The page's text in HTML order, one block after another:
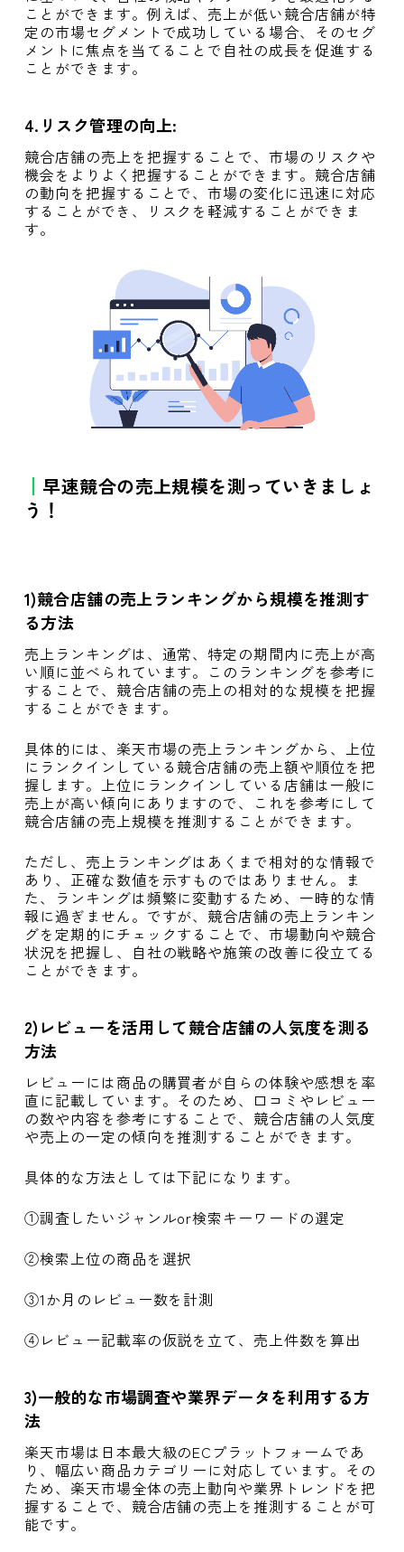
ことができます。例えば、売上が低い競合店舗が特
定の市場セグメントで成功している場合、そのセグ
メントに焦点を当てることで自社の成長を促進する
ことができます。
4. リスク管理の向上:
競合店舗の売上を把握することで、市場のリスクや
機会をよりよく把握することができます。競合店舗
の動向を把握することで、市場の変化に迅速に対応
することができ、リスクを軽減することができま
す。
早速競合の売上規模を測っていきましょ
う！
1)競合店舗の売上ランキングから規模を推測す
る方法
売上ランキングは、通常、特定の期間内に売上が高
い順に並べられています。このランキングを参考に
することで、競合店舗の売上の相対的な規模を把握
することができます。
具体的には、楽天市場の売上ランキングから、上位
にランクインしている競合店舗の売上額や順位を把
握します。上位にランクインしている店舗は一般に
売上が高い傾向にありますので、これを参考にして
競合店舗の売上規模を推測することができます。
ただし、売上ランキングはあくまで相対的な情報で
あり、正確な数値を示すものではありません。ま
た、ランキングは頻繁に変動するため、一時的な情
報に過ぎません。ですが、競合店舗の売上ランキン
グを定期的にチェックすることで、市場動向や競合
状況を把握し、自社の戦略や施策の改善に役立てる
ことができます。
2)レビューを活用して競合店舗の人気度を測る
方法
レビューには商品の購買者が自らの体験や感想を率
直に記載しています。そのため、口コミやレビュー
の数や内容を参考にすることで、競合店舗の人気度
や売上の一定の傾向を推測することができます。
具体的な方法としては下記になります。
①調査したいジャンルor検索キーワードの選定
②検索上位の商品を選択
③1か月のレビュー数を計測
④レビュー記載率の仮説を立て、売上件数を算出
3)一般的な市場調査や業界データを利用する方
法
楽天市場は日本最大級のECプラットフォームであ
り、幅広い商品カテゴリーに対応しています。その
ため、楽天市場全体の売上動向や業界トレンドを把
握することで、競合店舗の売上を推測することが可
能です。